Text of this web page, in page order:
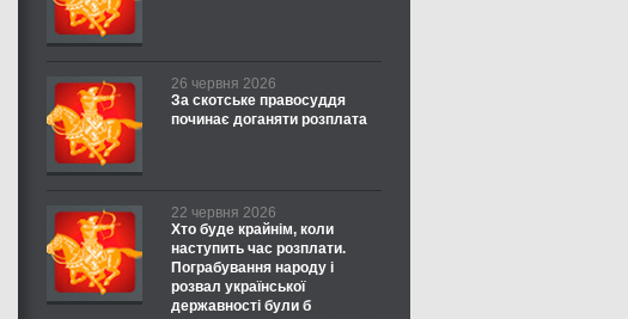
26 червня 2026
За скотське правосуддя
починає доганяти розплата
22 червня 2026
Хто буде крайнім, коли
наступить час розплати.
Пограбування народу і
розвал української
державності були б